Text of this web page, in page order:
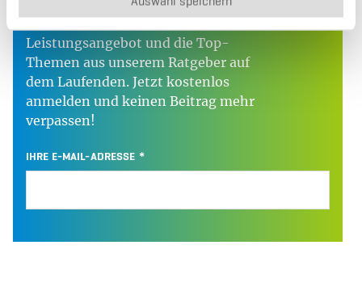
Bleiben Sie mit unserem monatlichen
Leistungsangebot und die Top-
Themen aus unserem Ratgeber auf
dem Laufenden. Jetzt kostenlos
anmelden und keinen Beitrag mehr
verpassen!
IHRE E-MAIL-ADRESSE